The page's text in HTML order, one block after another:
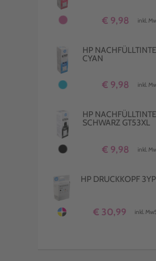
€ 9,98 inkl.
HP
CYAN
€ 9,98 inkl.
HP
SCHWARZ GT53XL
€ 9,98 inkl.
HP DRUCKKOPF
€ 30,99 inkl.